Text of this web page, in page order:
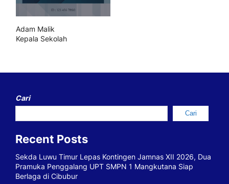
Adam Malik
Kepala Sekolah
Cari
Cari
Recent Posts
Sekda Luwu Timur Lepas Kontingen Jamnas XII 2026, Dua
Pramuka Penggalang UPT SMPN 1 Mangkutana Siap
Berlaga di Cibubur